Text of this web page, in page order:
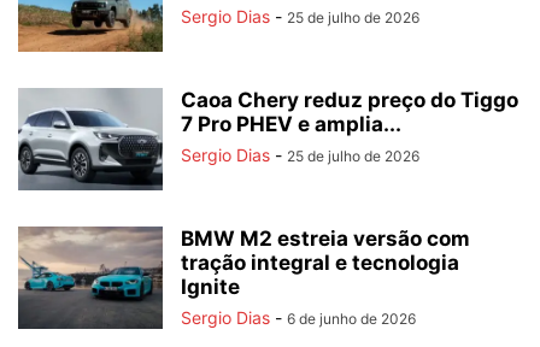
Sergio Dias - 25 de julho de 2026
Caoa Chery reduz preço do Tiggo
7 Pro PHEV e amplia...
Sergio Dias - 25 de julho de 2026
BMW M2 estreia versão com
tração integral e tecnologia
Ignite
Sergio Dias - 6 de junho de 2026